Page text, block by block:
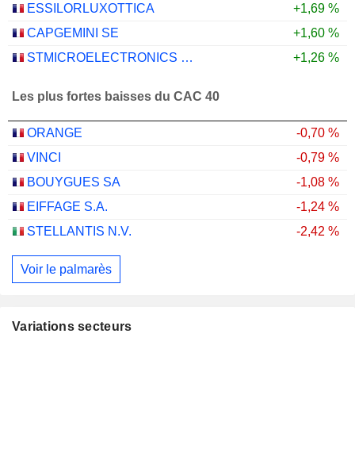
ESSILORLUXOTTICA
+1,69 %
CAPGEMINI SE
+1,60 %
STMICROELECTRONICS N.V.
+1,26 %
Les plus fortes baisses du CAC 40
ORANGE
-0,70 %
VINCI
-0,79 %
BOUYGUES SA
-1,08 %
EIFFAGE S.A.
-1,24 %
STELLANTIS N.V.
-2,42 %
Voir le palmarès
Variations secteurs